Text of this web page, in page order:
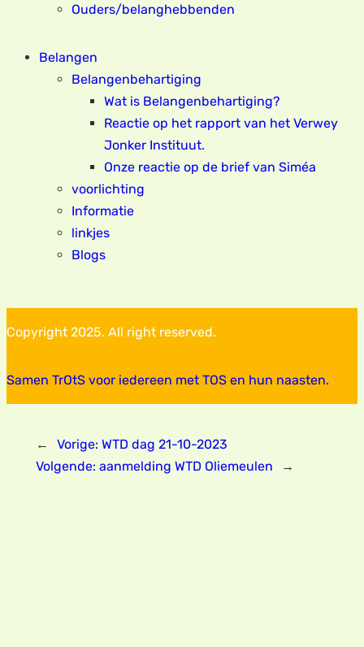
Ouders/belanghebbenden
Belangen
Belangenbehartiging
Wat is Belangenbehartiging?
Reactie op het rapport van het Verwey
Jonker Instituut.
Onze reactie op de brief van Siméa
voorlichting
Informatie
linkjes
Blogs
Copyright 2025. All right reserved.
Samen TrOtS voor iedereen met TOS en hun naasten.
← Vorige: WTD dag 21-10-2023
Volgende: aanmelding WTD Oliemeulen →